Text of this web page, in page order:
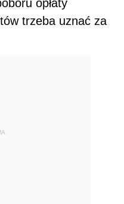
opłaty
trzeba uznać za